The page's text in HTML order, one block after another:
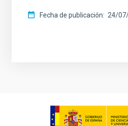
Fecha de publicación 24/